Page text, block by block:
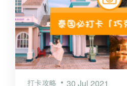
打卡攻略 30 Jul 2021